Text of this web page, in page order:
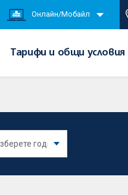
Онлайн/Мобайл
Тарифи и общи условия